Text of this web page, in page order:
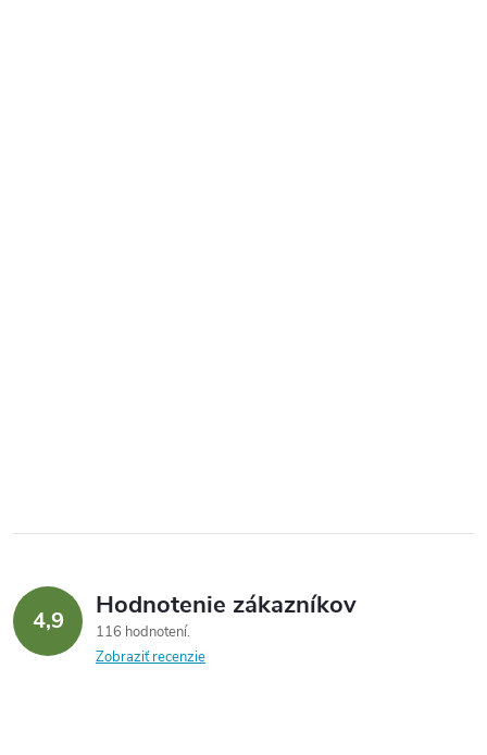
4,9 Hodnotenie zákazníkov
116 hodnotení
Zobraziť recenzie